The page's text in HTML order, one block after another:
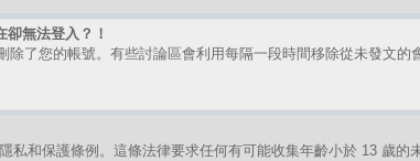
無法登入？！
了您的帳號。有些討論區會利用每隔一段時間移除從未發文的
私和保護條例。這條法律要求任何有可能收集年齡小於 13 歲的